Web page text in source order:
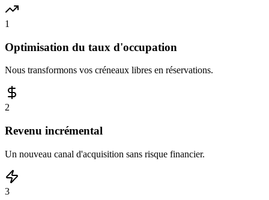
1
Optimisation du taux d'occupation
Nous transformons vos créneaux libres en réservations.
2
Revenu incrémental
Un nouveau canal d'acquisition sans risque financier.
3